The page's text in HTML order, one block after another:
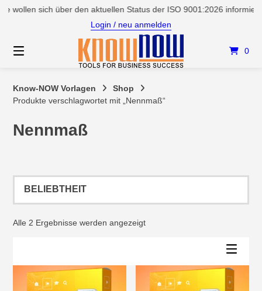
Springen
wollen sich über den aktuellen Status der ISO 9001:2026
Login / neu anmelden
0
Know-NOW Vorlagen
Shop
Produkte verschlagwortet mit „Nennmaß“
Nennmaß
Alle 2 Ergebnisse werden angezeigtNach